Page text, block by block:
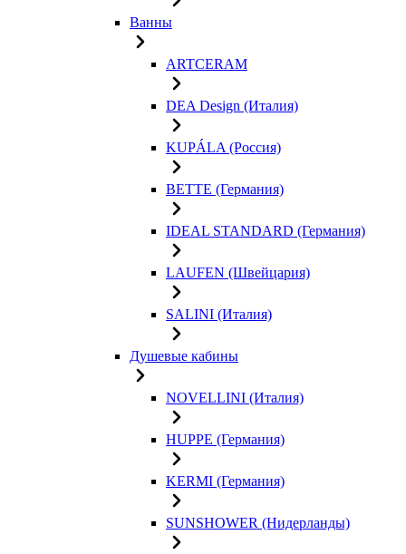
Ванны
ARTCERAM
DEA Design (Италия)
KUPÁLA (Россия)
BETTE (Германия)
IDEAL STANDARD (Германия)
LAUFEN (Швейцария)
SALINI (Италия)
Душевые кабины
NOVELLINI (Италия)
HUPPE (Германия)
KERMI (Германия)
SUNSHOWER (Нидерланды)